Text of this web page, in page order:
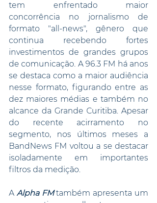
tem enfrentado maior
concorrência no jornalismo de
formato "all-news", gênero que
continua recebendo fortes
investimentos de grandes grupos
de comunicação. A 96.3 FM há anos
se destaca como a maior audiência
nesse formato, figurando entre as
dez maiores médias e também no
alcance da Grande Curitiba. Apesar
do recente acirramento no
segmento, nos últimos meses a
BandNews FM voltou a se destacar
isoladamente em importantes
filtros da medição.
A Alpha FM também apresenta um